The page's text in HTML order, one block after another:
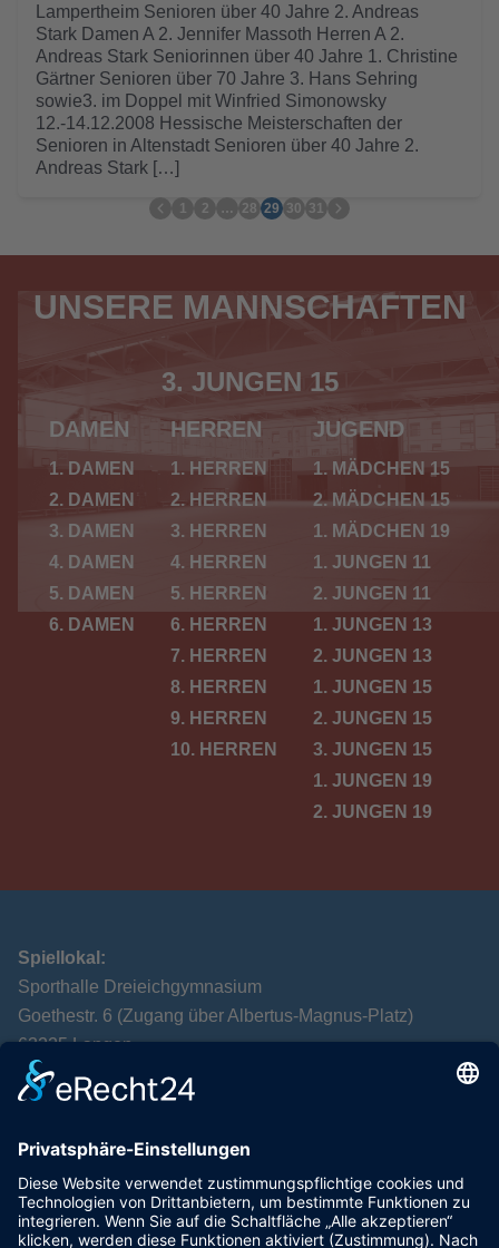
Lampertheim Senioren über 40 Jahre 2. Andreas
Stark Damen A 2. Jennifer Massoth Herren A 2.
Andreas Stark Seniorinnen über 40 Jahre 1. Christine
Gärtner Senioren über 70 Jahre 3. Hans Sehring
sowie3. im Doppel mit Winfried Simonowsky
12.-14.12.2008 Hessische Meisterschaften der
Senioren in Altenstadt Senioren über 40 Jahre 2.
Andreas Stark […]
1 2 … 28 29 30 31
UNSERE MANNSCHAFTEN
3. JUNGEN 15
DAMEN
1. DAMEN
2. DAMEN
3. DAMEN
4. DAMEN
5. DAMEN
6. DAMEN
HERREN
1. HERREN
2. HERREN
3. HERREN
4. HERREN
5. HERREN
6. HERREN
7. HERREN
8. HERREN
9. HERREN
10. HERREN
JUGEND
1. MÄDCHEN 15
2. MÄDCHEN 15
1. MÄDCHEN 19
1. JUNGEN 11
2. JUNGEN 11
1. JUNGEN 13
2. JUNGEN 13
1. JUNGEN 15
2. JUNGEN 15
3. JUNGEN 15
1. JUNGEN 19
2. JUNGEN 19
Spiellokal:
Sporthalle Dreieichgymnasium
Goethestr. 6 (Zugang über Albertus-Magnus-Platz)
63225 Langen
TTC Langen
Spenglerstr. 40
63303 Dreieich